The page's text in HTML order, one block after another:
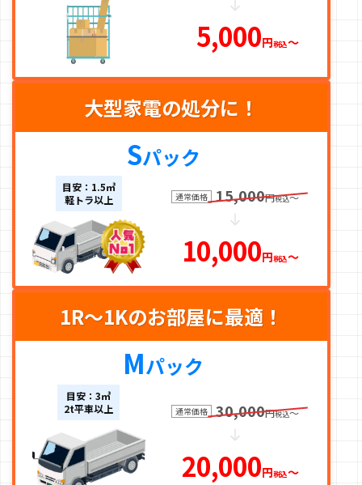
5,000円税込〜
大型家電の処分に！
Sパック
目安：1.5㎥
軽トラ以上
通常価格 15,000円税込〜
10,000円税込〜
1R～1Kのお部屋に最適！
Mパック
目安：3㎥
2t平車以上
通常価格 30,000円税込〜
20,000円税込〜